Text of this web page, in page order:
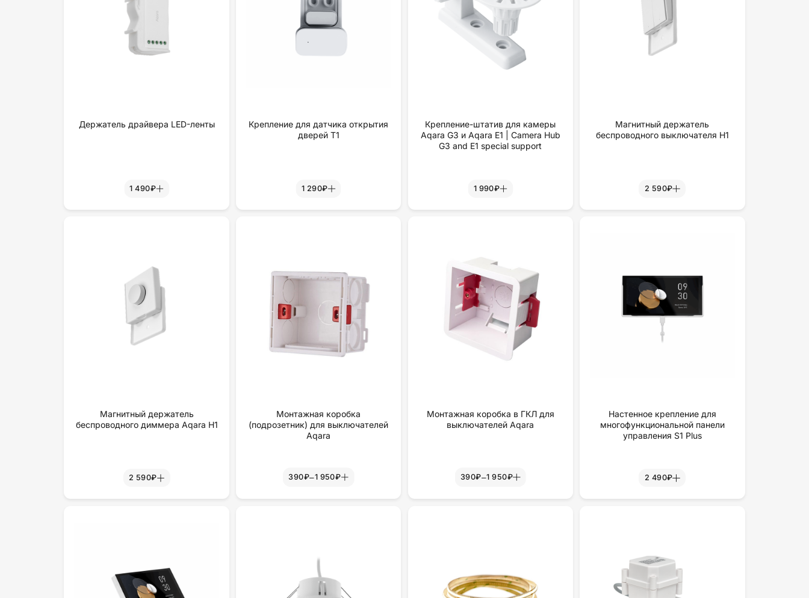
Держатель драйвера LED-ленты
1 490₽
Крепление для датчика открытия
дверей Т1
1 290₽
Крепление-штатив для камеры
Aqara G3 и Aqara E1 | Camera Hub
G3 and E1 special support
1 990₽
Магнитный держатель
беспроводного выключателя H1
2 590₽
Магнитный держатель
беспроводного диммера Aqara H1
2 590₽
Монтажная коробка
(подрозетник) для выключателей
Aqara
390₽–1 950₽
Монтажная коробка в ГКЛ для
выключателей Aqara
390₽–1 950₽
Настенное крепление для
многофункциональной панели
yпpaвлeния S1 Plus
2 490₽